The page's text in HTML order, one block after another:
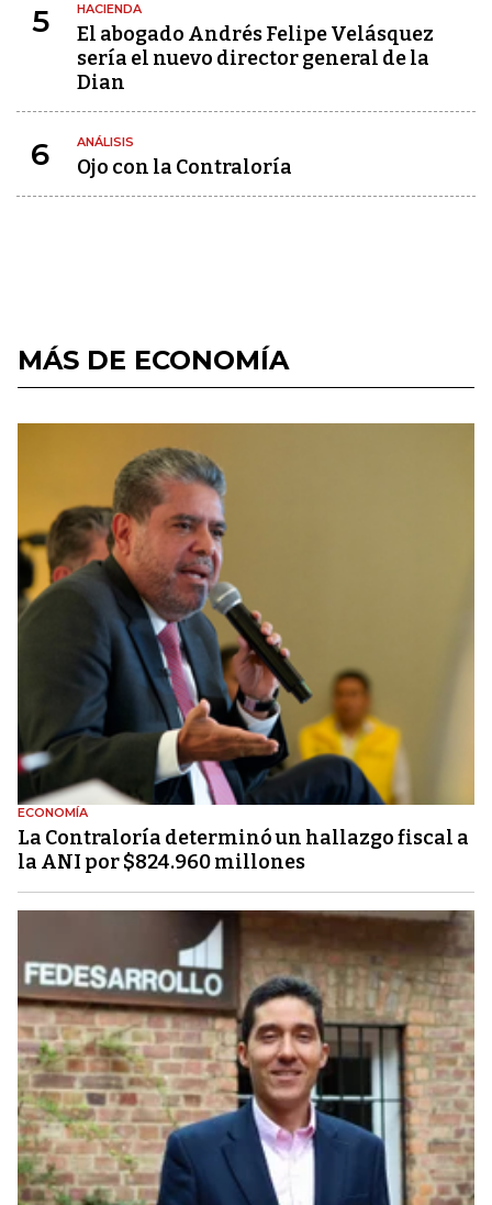
5 HACIENDA
El abogado Andrés Felipe Velásquez
sería el nuevo director general de la
Dian
6 ANÁLISIS
Ojo con la Contraloría
MÁS DE ECONOMÍA
ECONOMÍA
La Contraloría determinó un hallazgo fiscal a
la ANI por $824.960 millones